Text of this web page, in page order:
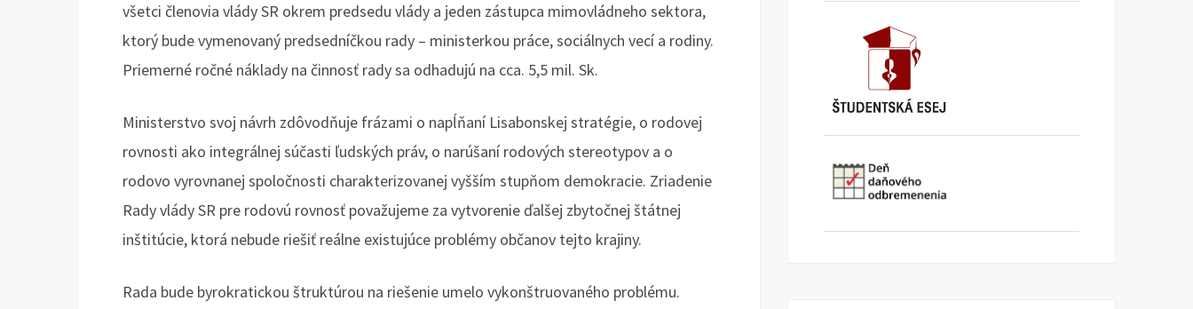
všetci členovia vlády SR okrem predsedu vlády a jeden zástupca mimovládneho sektora,
ktorý bude vymenovaný predsedníčkou rady – ministerkou práce, sociálnych vecí a rodiny.
Priemerné ročné náklady na činnosť rady sa odhadujú na cca. 5,5 mil. Sk.
Ministerstvo svoj návrh zdôvodňuje frázami o napĺňaní Lisabonskej stratégie, o rodovej
rovnosti ako integrálnej súčasti ľudských práv, o narúšaní rodových stereotypov a o
rodovo vyrovnanej spoločnosti charakterizovanej vyšším stupňom demokracie. Zriadenie
Rady vlády SR pre rodovú rovnosť považujeme za vytvorenie ďalšej zbytočnej štátnej
inštitúcie, ktorá nebude riešiť reálne existujúce problémy občanov tejto krajiny.
Rada bude byrokratickou štruktúrou na riešenie umelo vykonštruovaného problému.